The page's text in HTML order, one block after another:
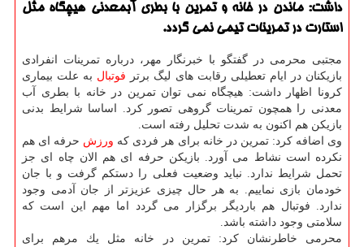
داشت: ماندن در خانه و تمرین با بطری آبمعدنی هیچگاه مثل
استارت در تمرینات تیمی نمی گردد.
مجتبی محرمی در گفتگو با خبرنگار مهر، درباره تمرینات انفرادی
بازیكنان در ایام تعطیلی رقابت های لیگ برتر فوتبال به علت بیماری
كرونا اظهار داشت: هیچگاه نمی توان تمرین در خانه با بطری آب
معدنی را همچون تمرینات گروهی تصور كرد. اساسا شرایط بدنی
بازیكن هم اكنون به شدت تحلیل رفته است.
وی اضافه كرد: تمرین در خانه برای هر فردی كه ورزش حرفه ای هم
نكرده است نشاط می آورد. بازیكن حرفه ای هم الان چاه ای جز
تحمل شرایط ندارد. نباید وضعیت فعلی را دستكم گرفت و با جان
خودمان بازی نماییم. به هر حال چیزی عزیزتر از جان آدمی وجود
ندارد. فوتبال هم باردیگر برگزار می گردد اما مهم این است كه
سلامتی وجود داشته باشد.
محرمی خاطرنشان كرد: تمرین در خانه مثل یك مرهم برای